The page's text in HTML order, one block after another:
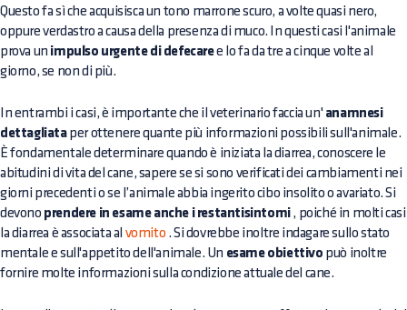
Questo fa sì che acquisisca un tono marrone scuro, a volte quasi nero,
oppure verdastro a causa della presenza di muco. In questi casi l'animale
prova un impulso urgente di defecaree lo fa da tre a cinque volte al
giorno, se non di più.
In entrambi i casi, è importante che il veterinario faccia un' anamnesi
dettagliataper ottenere quante più informazioni possibili sull'animale.
È fondamentale determinare quando è iniziata la diarrea, conoscere le
abitudini di vita del cane, sapere se si sono verificati dei cambiamenti nei
giorni precedenti o se l’animale abbia ingerito cibo insolito o avariato. Si
devono prendere in esame anche i restantisintomi, poiché in molti casi
la diarrea è associata al vomito . Si dovrebbe inoltre indagare sullo stato
mentale e sull'appetito dell'animale. Un esame obiettivo può inoltre
fornire molte informazioni sulla condizione attuale del cane.